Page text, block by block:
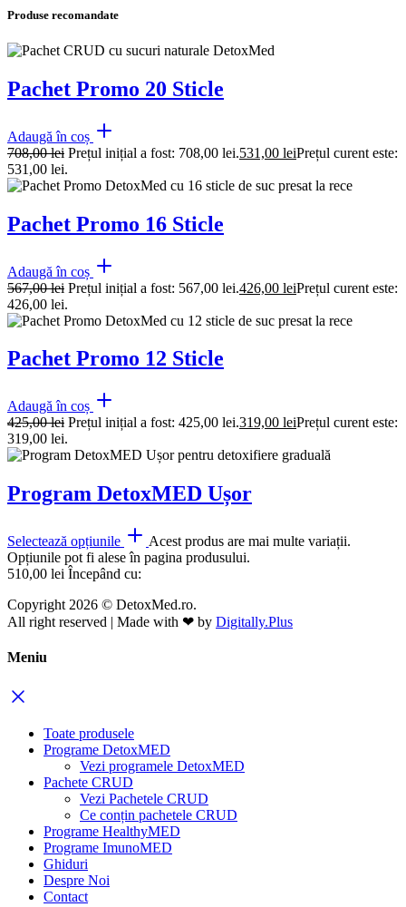
Produse recomandate
Pachet Promo 20 Sticle
Adaugă în coș
708,00lei Prețul inițial a fost: 708,00 lei.531,00 leiPrețul curent este:
531,00 lei.
Pachet Promo 16 Sticle
Adaugă în coș
567,00lei Prețul inițial a fost: 567,00 lei.426,00 leiPrețul curent este:
426,00 lei.
Pachet Promo 12 Sticle
Adaugă în coș
425,00lei Prețul inițial a fost: 425,00 lei.319,00 leiPrețul curent este:
319,00 lei.
Program DetoxMED Ușor
Selectează opțiunile
Acest produs are mai multe variații.
Opțiunile pot fi alese în pagina produsului.
510,00 lei Începând cu:
Copyright 2026 © DetoxMed.ro.
All right reserved | Made with ❤ by Digitally.Plus
Meniu
Toate produsele
Programe DetoxMED
Vezi programele DetoxMED
Pachete CRUD
Vezi Pachetele CRUD
Ce conțin pachetele CRUD
Programe HealthyMED
Programe ImunoMED
Ghiduri
Despre Noi
Contact